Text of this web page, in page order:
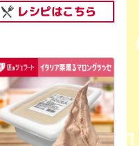
レシピはこちら